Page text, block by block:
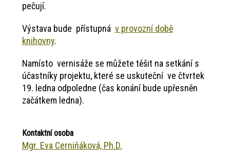
pečují.
Výstava bude přístupná v provozní době
knihovny.
Namísto vernisáže se můžete těšit na setkání s
účastníky projektu, které se uskuteční ve čtvrtek
19. ledna odpoledne (čas konání bude upřesněn
začátkem ledna).
Kontaktní osoba
Mgr. Eva Cerniňáková, Ph.D.